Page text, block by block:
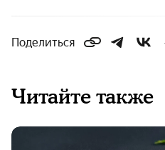
Поделиться
Читайте также